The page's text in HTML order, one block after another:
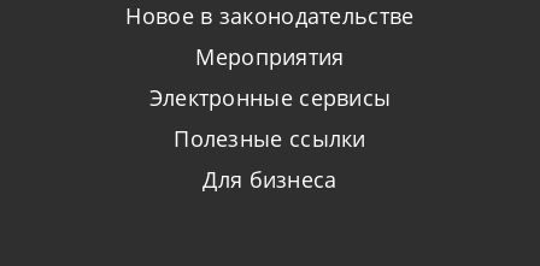
Новое в законодательстве
Мероприятия
Электронные сервисы
Полезные ссылки
Для бизнеса